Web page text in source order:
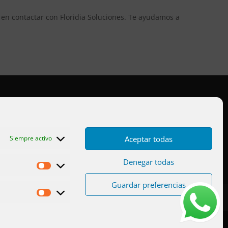
Siempre activo
Estadísticas
Marketing
Aceptar todas
Denegar todas
Guardar preferencias
contactar con Floridia Soluciones. Te ayudamos a
Privacidad